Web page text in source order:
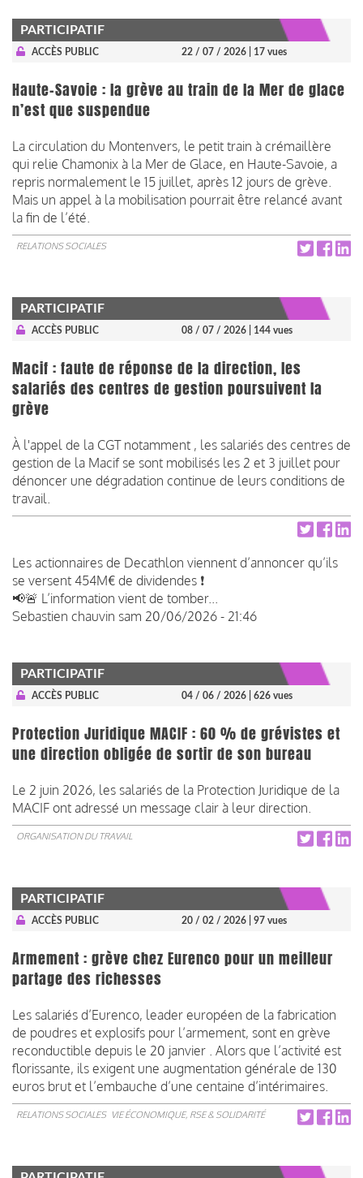
PARTICIPATIF
ACCÈS PUBLIC 22 / 07 / 2026 | 17 vues
Haute-Savoie : la grève au train de la Mer de glace
n’est que suspendue
La circulation du Montenvers, le petit train à crémaillère
qui relie Chamonix à la Mer de Glace, en Haute-Savoie, a
repris normalement le 15 juillet, après 12 jours de grève.
Mais un appel à la mobilisation pourrait être relancé avant
la fin de l’été.
RELATIONS SOCIALES
PARTICIPATIF
ACCÈS PUBLIC 08 / 07 / 2026 | 144 vues
Macif : faute de réponse de la direction, les
salariés des centres de gestion poursuivent la
grève
À l'appel de la CGT notamment , les salariés des centres de
gestion de la Macif se sont mobilisés les 2 et 3 juillet pour
dénoncer une dégradation continue de leurs conditions de
travail. ​​​​​​​
Les actionnaires de Decathlon viennent d’annoncer qu’ils
se versent 454M€ de dividendes ❗
📢🚨 L’information vient de tomber...
Sebastien chauvin sam 20/06/2026 - 21:46
PARTICIPATIF
ACCÈS PUBLIC 04 / 06 / 2026 | 626 vues
Protection Juridique MACIF : 60 % de grévistes et
une direction obligée de sortir de son bureau
Le 2 juin 2026, les salariés de la Protection Juridique de la
MACIF ont adressé un message clair à leur direction.
ORGANISATION DU TRAVAIL
PARTICIPATIF
ACCÈS PUBLIC 20 / 02 / 2026 | 97 vues
Armement : grève chez Eurenco pour un meilleur
partage des richesses
Les salariés d’Eurenco, leader européen de la fabrication
de poudres et explosifs pour l’armement, sont en grève
reconductible depuis le 20 janvier . Alors que l’activité est
florissante, ils exigent une augmentation générale de 130
euros brut et l’embauche d’une centaine d’intérimaires.
RELATIONS SOCIALES VIE ÉCONOMIQUE, RSE & SOLIDARITÉ